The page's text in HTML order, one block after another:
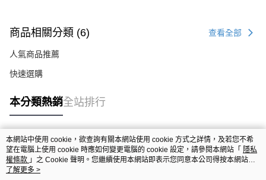
商品相關分類 (6) 查看全部
人氣商品推薦
快速選購
本分類熱銷全站排行
熱門標籤
本網站中使用 cookie，欲查詢有關本網站使用 cookie 方式之詳情，及若您不希
望在電腦上使用 cookie 時應如何變更電腦的 cookie 設定，請參閱本網站「 隱私
權條款 」之 Cookie 聲明。您繼續使用本網站即表示您同意本公司得按本網站使
用條款之 Cookie 聲明使用 cookie。
了解更多 >